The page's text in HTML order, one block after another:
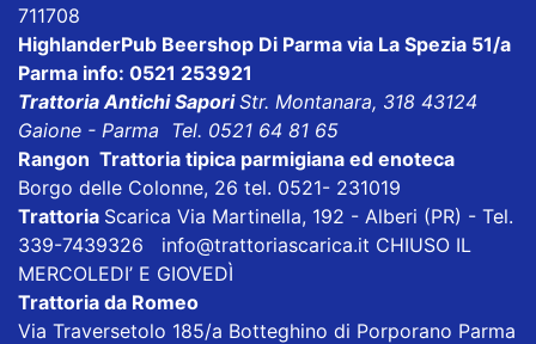
711708
HighlanderPub Beershop Di Parma via La Spezia 51/a
Parma info: 0521 253921
Trattoria Antichi SaporiStr. Montanara, 318 43124
Gaione - Parma Tel. 0521 64 81 65
Rangon Trattoria tipica parmigiana ed enoteca
Borgo delle Colonne, 26 tel. 0521- 231019
Trattoria Scarica Via Martinella, 192 - Alberi (PR) - Tel.
339-7439326 info@trattoriascarica.it CHIUSO IL
MERCOLEDI’ E GIOVEDÌ
Trattoria da Romeo
Via Traversetolo 185/a Botteghino di Porporano Parma